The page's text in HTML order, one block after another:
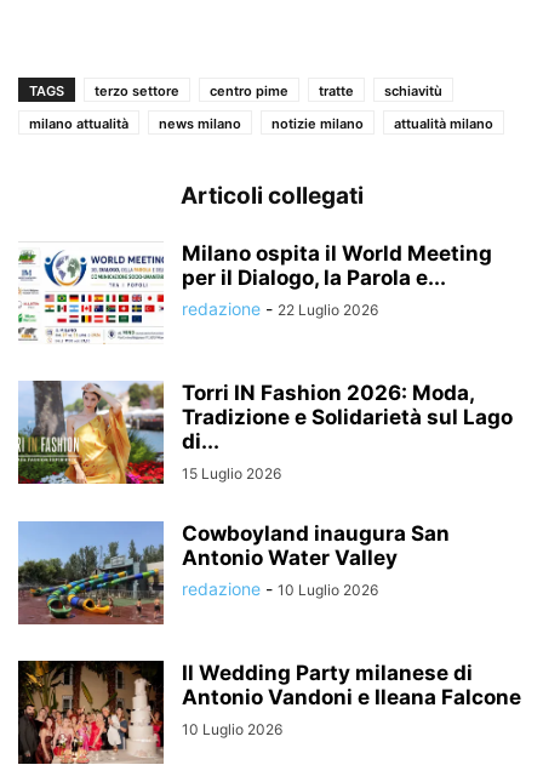
TAGS terzo settore centro pime tratte
schiavitù
milano attualità
news milano notizie milano attualità milano
Articoli collegati
Milano ospita il World Meeting
per il Dialogo, la Parola e...
redazione - 22 Luglio 2026
Torri IN Fashion 2026: Moda,
Tradizione e Solidarietà sul Lago
di...
15 Luglio 2026
Cowboyland inaugura San
Antonio Water Valley
redazione - 10 Luglio 2026
Il Wedding Party milanese di
Antonio Vandoni e Ileana Falcone
10 Luglio 2026